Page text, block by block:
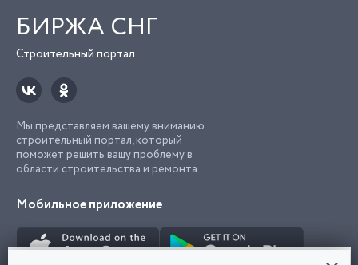
БИРЖА СНГ
Строительный портал
Мы представляем вашему вниманию
строительный портал, который
поможет решить вашу проблему в
области строительства и ремонта.
Мобильное приложение